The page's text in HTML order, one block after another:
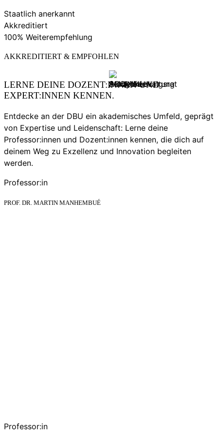
Staatlich anerkannt
Akkreditiert
100% Weiterempfehlung
AKKREDITIERT & EMPFOHLEN
LERNE DEINE DOZENT:INNEN UND
EXPERT:INNEN KENNEN.
Entdecke an der DBU ein akademisches Umfeld, geprägt
von Expertise und Leidenschaft: Lerne deine
Professor:innen und Dozent:innen kennen, die dich auf
deinem Weg zu Exzellenz und Innovation begleiten
werden.
Professor:in
PROF. DR. MARTIN MANHEMBUÉ
Professor:in